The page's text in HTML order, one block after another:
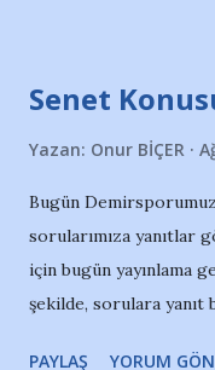
Çoğumuzun hayatı
çuvallarına doldurup,
eyvallah dediğimiz için
gitsin. Günlük
gençlerimize umut
mesele. Bugün
Senet
Yazan: Onur BİÇER
Bugün
sorularımıza yanıtlar
için bugün yayınlama
şekilde, sorulara yanıt
PAYLAŞ YORUM